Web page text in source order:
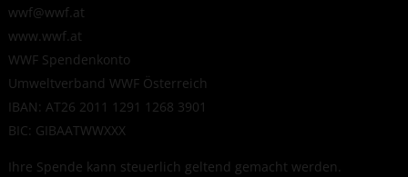
wwf@wwf.at
www.wwf.at
WWF Spendenkonto
Umweltverband WWF Österreich
IBAN: AT26 2011 1291 1268 3901
BIC: GIBAATWWXXX
Ihre Spende kann steuerlich geltend gemacht werden.